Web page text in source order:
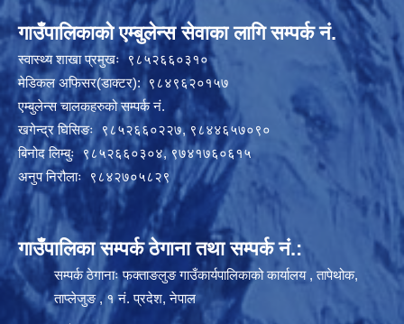
गाउँपालिकाको एम्बुलेन्स सेवाका लागि सम्पर्क नं.
स्वास्थ्य शाखा प्रमुखः ९८५२६६०३१०
मेडिकल अफिसर(डाक्टर): ९८४९६२०१५७
एम्बुलेन्स चालकहरुको सम्पर्क नं.
खगेन्द्र घिसिङः ९८५२६६०२२७, ९८४४६५७०९०
बिनोद लिम्बुः ९८५२६६०३०४, ९७४१७६०६१५
अनुप निरौलाः ९८४२७०५८२९
गाउँपालिका सम्पर्क ठेगाना तथा सम्पर्क नं.:
सम्पर्क ठेगानाः फक्ताङलुङ गाउँकार्यपालिकाको कार्यालय , तापेथोक,
ताप्लेजुङ , १ नं. प्रदेश, नेपाल